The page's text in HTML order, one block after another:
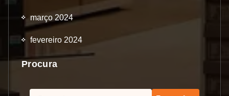
março 2024
fevereiro 2024
Procura
Pesquisar